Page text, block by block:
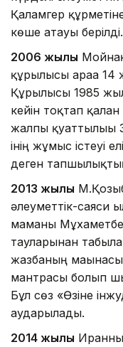
Қаламгер
көше атауы берілді.
2006 жылы
құрылысы араға 14
Құрылысы 1985
кейін тоқтап
жалпы
інің жұмыс істеуі
деген
2013 жылы
әлеуметтік-саяси
маманы
тауларынан
жазбаның
мантрасы болып
Бұл сөз «Өзіне
аударылады.
2014 жылы